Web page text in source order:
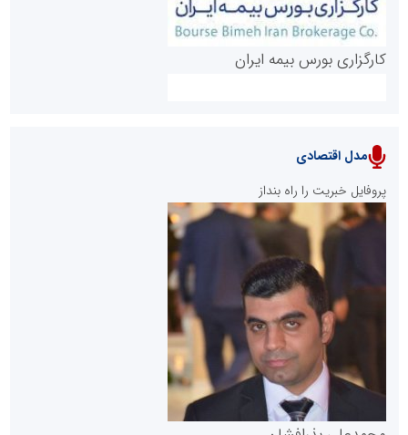
پایگاه خبری نهضت ملی مسکن
پایگاه خبری گفتمان یزد
کارگزاری بورس بیمه ایران
سازمان بورس و اوراق بهادار
مرجع اخبار موثق در بازارسرمایه
مدل اقتصادی
پروفایل خبریت را راه بنداز